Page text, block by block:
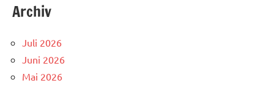
Archiv
Juli 2026
Juni 2026
Mai 2026